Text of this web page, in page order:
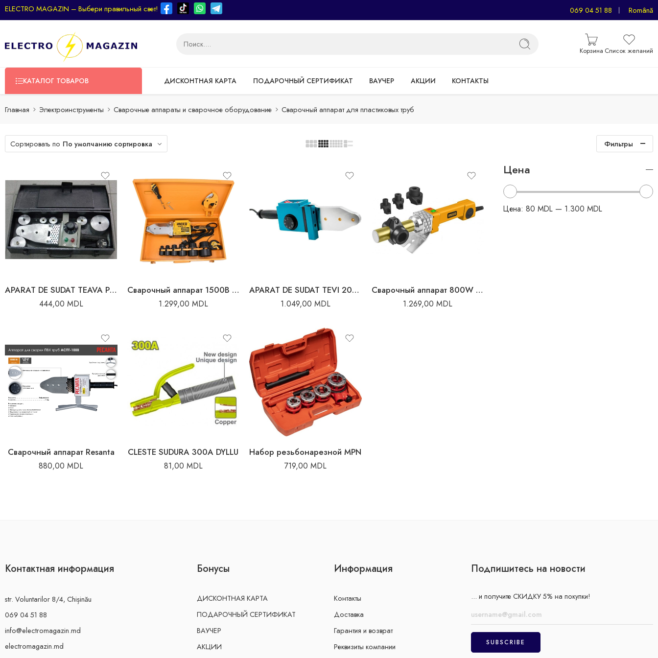
ELECTRO MAGAZIN – Выбери правильный свет! 069 04 51 88 Română
Корзина Список желаний
КАТАЛОГ ТОВАРОВ ДИСКОНТНАЯ КАРТА ПОДАРОЧНЫЙ СЕРТИФИКАТ ВАУЧЕР АКЦИИ КОНТАКТЫ
Главная Электроинструменты Сварочные аппараты и сварочное оборудование Сварочный аппарат для пластиковых труб
Фильтры
Сортировать по По умолчанию сортировка
APARAT DE SUDAT TEAVA PPR D-20-65MM MPN
444,00 MDL
Сварочный аппарат 1500В PTWT215002 INGCO
1.299,00 MDL
APARAT DE SUDAT TEVI 2000W 20-63MM HAMMER
1.049,00 MDL
Сварочный аппарат 800W INGCO
1.269,00 MDL
Сварочный аппарат Resanta
880,00MDL
CLESTE SUDURA 300A DYLLU
81,00 MDL
Набор резьбонарезной MPN
719,00 MDL
Цена
Цена: 80 MDL — 1.300 MDL
Контактная информация
str. Voluntarilor 8/4, Chișinău
069 04 51 88
info@electromagazin.md
electromagazin.md
Бонусы
ДИСКОНТНАЯ КАРТА
ПОДАРОЧНЫЙ СЕРТИФИКАТ
ВАУЧЕР
АКЦИИ
Информация
Контакты
Доставка
Гарантия и возврат
Реквизиты компании
Подпишитесь на новости
... и получите СКИДКУ 5% на покупки!